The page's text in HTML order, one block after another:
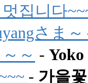
집니다
さま
～～ - Yoko
- 가을꽃